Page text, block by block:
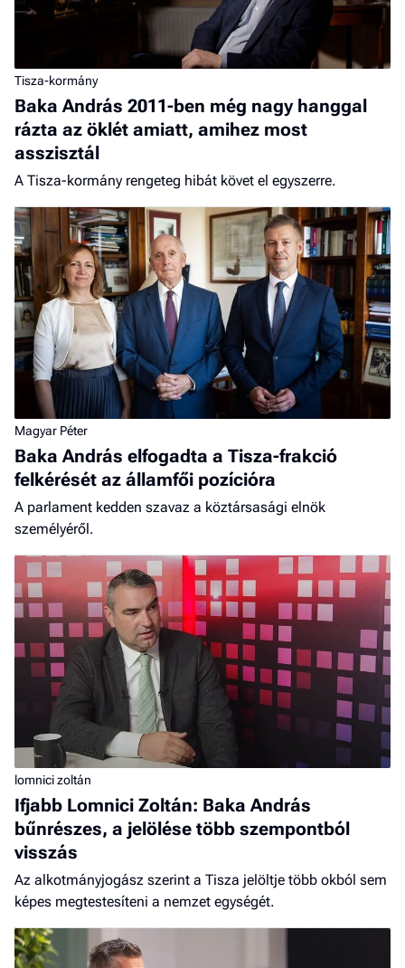
Tisza-kormány
Baka András 2011-ben még nagy hanggal
rázta az öklét amiatt, amihez most
asszisztál
A Tisza-kormány rengeteg hibát követ el egyszerre.
Magyar Péter
Baka András elfogadta a Tisza-frakció
felkérését az államfői pozícióra
A parlament kedden szavaz a köztársasági elnök
személyéről.
lomnici zoltán
Ifjabb Lomnici Zoltán: Baka András
bűnrészes, a jelölése több szempontból
visszás
Az alkotmányjogász szerint a Tisza jelöltje több okból sem
képes megtestesíteni a nemzet egységét.